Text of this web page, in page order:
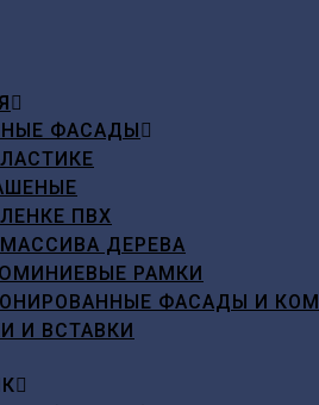
ФАСАДЫ
ПВХ
ДЕРЕВА
РАМКИ
ФАСАДЫ И
И ВСТАВКИ